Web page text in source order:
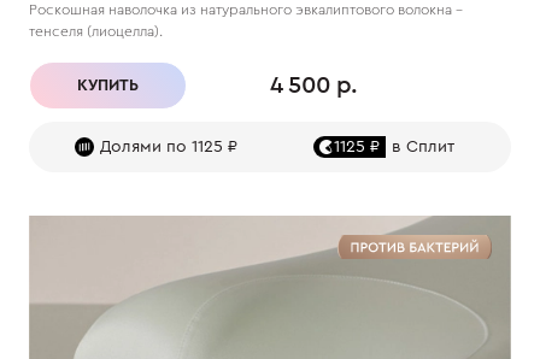
Роскошная наволочка из натурального эвкалиптового волокна –
тенселя (лиоцелла).
КУПИТЬ 4 500 р.
Долями по 1125 ₽ 1125 ₽ в Сплит